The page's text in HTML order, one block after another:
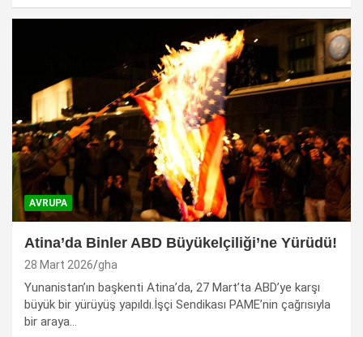
AVRUPA
Atina’da Binler ABD Büyükelçiliği’ne Yürüdü!
28 Mart 2026 gha
Yunanistan’ın başkenti Atina’da, 27 Mart’ta ABD’ye karşı
büyük bir yürüyüş yapıldı.İşçi Sendikası PAME’nin çağrısıyla
bir araya…